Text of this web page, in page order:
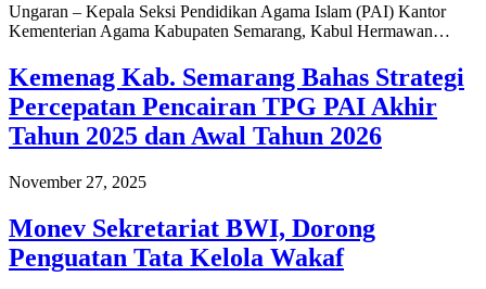
Ungaran – Kepala Seksi Pendidikan Agama Islam (PAI) Kantor
Kementerian Agama Kabupaten Semarang, Kabul Hermawan…
Kemenag Kab. Semarang Bahas Strategi
Percepatan Pencairan TPG PAI Akhir
Tahun 2025 dan Awal Tahun 2026
November 27, 2025
Monev Sekretariat BWI, Dorong
Penguatan Tata Kelola Wakaf